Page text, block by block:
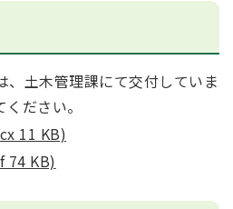
、土木管理課にて交付していま
ださい。
11 KB)
74 KB)